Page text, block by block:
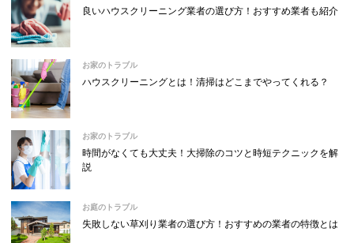
良いハウスクリーニング業者の選び方！おすすめ業者も紹介
お家のトラブル
ハウスクリーニングとは！清掃はどこまでやってくれる？
お家のトラブル
時間がなくても大丈夫！大掃除のコツと時短テクニックを解
説
お庭のトラブル
失敗しない草刈り業者の選び方！おすすめの業者の特徴とは